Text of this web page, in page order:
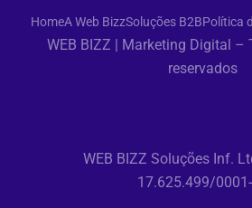
HomeA Web BizzSoluções B2BPolítica
WEB BIZZ | Marketing Digital –
reservados
WEB BIZZ Soluções Inf.
17.625.499/